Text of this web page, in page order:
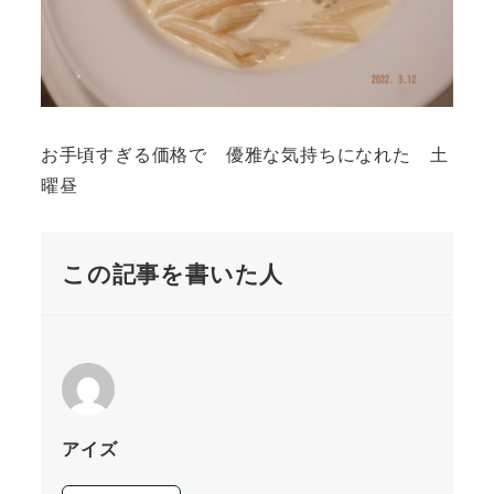
お手頃すぎる価格で 優雅な気持ちになれた 土
曜昼
この記事を書いた人
アイズ